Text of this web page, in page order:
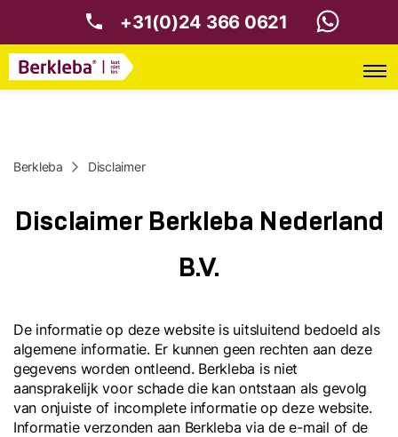
+31(0)24 366 0621
Berkleba Disclaimer
Disclaimer Berkleba Nederland
B.V.
De informatie op deze website is uitsluitend bedoeld als
algemene informatie. Er kunnen geen rechten aan deze
gegevens worden ontleend. Berkleba is niet
aansprakelijk voor schade die kan ontstaan als gevolg
van onjuiste of incomplete informatie op deze website.
Informatie verzonden aan Berkleba via de e-mail of de